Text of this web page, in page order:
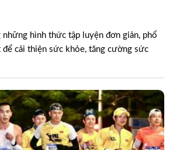
hình thức tập luyện đơn giản, phổ
để cải thiện sức khỏe, tăng cường sức